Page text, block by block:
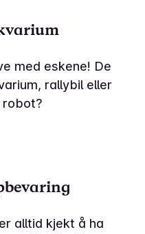
med eskene! De
rallybil eller
robot?
alltid kjekt å ha